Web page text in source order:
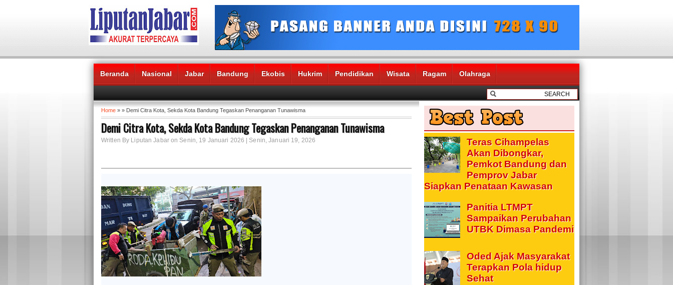
Beranda Nasional Jabar Bandung Ekobis Hukrim Pendidikan Wisata Ragam Olahraga
Headlines News :
Home » » Demi Citra Kota, Sekda Kota Bandung Tegaskan Penanganan Tunawisma
Demi Citra Kota, Sekda Kota Bandung Tegaskan Penanganan Tunawisma
Written By Liputan Jabar on Senin, 19 Januari 2026 | Senin, Januari 19, 2026
Teras Cihampelas
Akan Dibongkar,
Pemkot Bandung dan
Pemprov Jabar
Siapkan Penataan Kawasan
Panitia LTMPT
Sampaikan Perubahan
UTBK Dimasa Pandemi
Oded Ajak Masyarakat
Terapkan Pola hidup
Sehat